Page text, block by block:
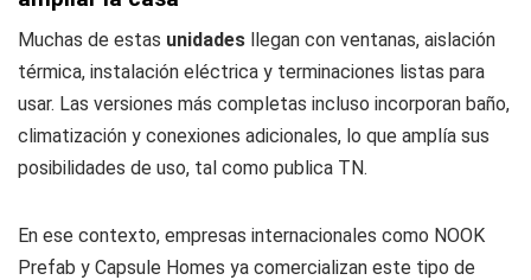
Muchas de estas unidades llegan con ventanas, aislación
térmica, instalación eléctrica y terminaciones listas para
usar. Las versiones más completas incluso incorporan baño,
climatización y conexiones adicionales, lo que amplía sus
posibilidades de uso, tal como publica TN.
En ese contexto, empresas internacionales como NOOK
Prefab y Capsule Homes ya comercializan este tipo de